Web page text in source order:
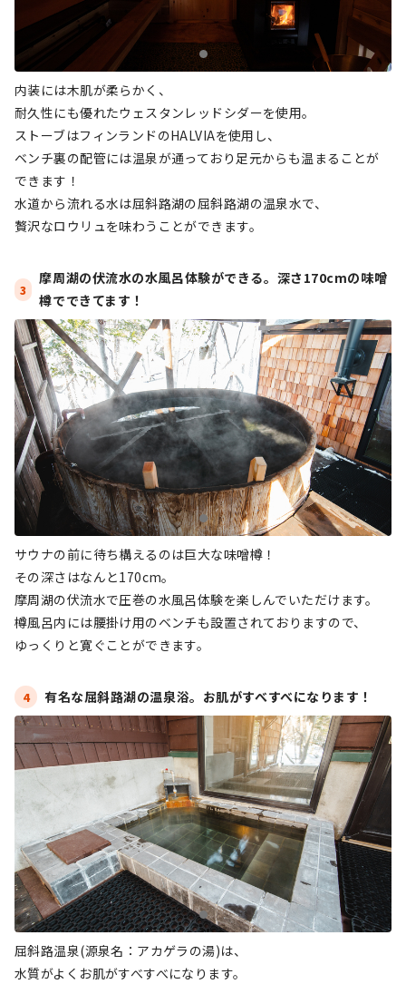
内装には⽊肌が柔らかく、
耐久性にも優れたウェスタンレッドシダーを使用。
ストーブはフィンランドのHALVIAを使用し、
ベンチ裏の配管には温泉が通っており足元からも温まることが
できます！
水道から流れる水は屈斜路湖の屈斜路湖の温泉水で、
贅沢なロウリュを味わうことができます。
3
摩周湖の伏流水の水風呂体験ができる。深さ170cmの味噌
樽でできてます！
サウナの前に待ち構えるのは巨大な味噌樽！
その深さはなんと170cm。
摩周湖の伏流水で圧巻の水風呂体験を楽しんでいただけます。
樽風呂内には腰掛け用のベンチも設置されておりますので、
ゆっくりと寛ぐことができます。
4 有名な屈斜路湖の温泉浴。お肌がすべすべになります！
屈斜路温泉(源泉名：アカゲラの湯)は、
水質がよくお肌がすべすべになります。